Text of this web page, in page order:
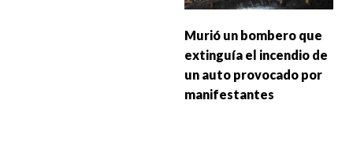
Murió un bombero que
extinguía el incendio de
un auto provocado por
manifestantes